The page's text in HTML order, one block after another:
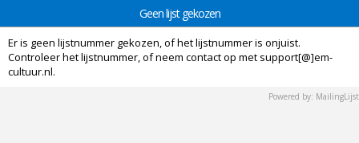
Geen lijst gekozen
Er is geen lijstnummer gekozen, of het lijstnummer is onjuist.
Controleer het lijstnummer, of neem contact op met support[@]em-
cultuur.nl.
Powered by: MailingLijst